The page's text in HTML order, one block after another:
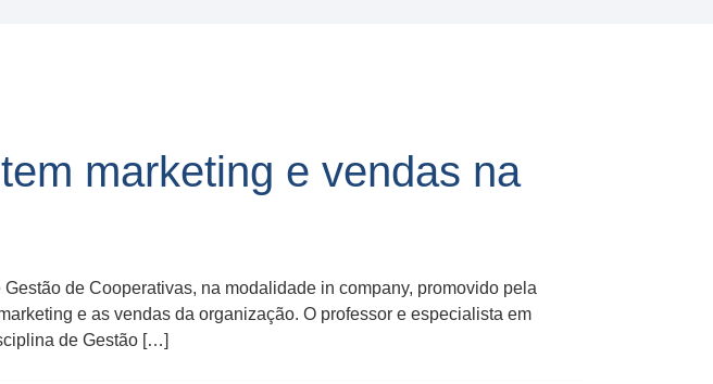
marketing e vendas na
de Cooperativas, na modalidade in company, promovido pela
e as vendas da organização. O professor e especialista em
de Gestão […]